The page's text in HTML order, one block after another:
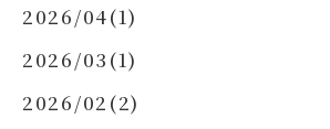
2026/04(1)
2026/03(1)
2026/02(2)